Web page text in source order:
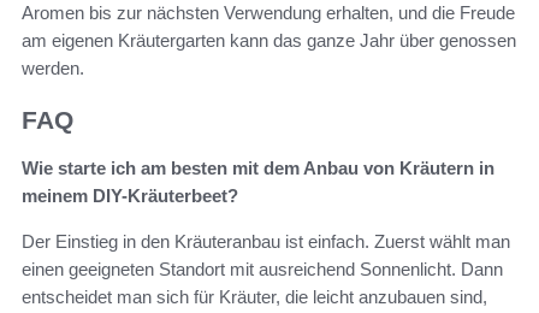
Aromen bis zur nächsten Verwendung erhalten, und die Freude
am eigenen Kräutergarten kann das ganze Jahr über genossen
werden.
FAQ
Wie starte ich am besten mit dem Anbau von Kräutern in
meinem DIY-Kräuterbeet?
Der Einstieg in den Kräuteranbau ist einfach. Zuerst wählt man
einen geeigneten Standort mit ausreichend Sonnenlicht. Dann
entscheidet man sich für Kräuter, die leicht anzubauen sind,